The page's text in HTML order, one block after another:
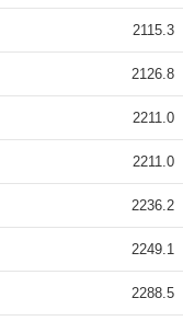
2115.3
2126.8
2211.0
2211.0
2236.2
2249.1
2288.5